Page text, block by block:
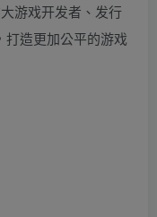
游戏开发者、发行
打造更加公平的游戏